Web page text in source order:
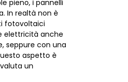
pieno, i pannelli
In realtà non è
fotovoltaici
elettricità anche
seppure con una
aspetto è
un